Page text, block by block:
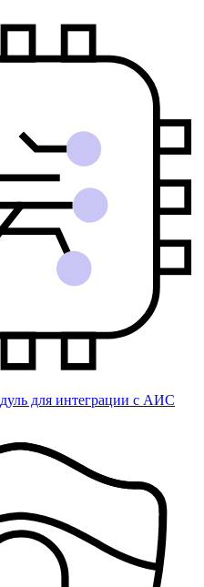
для интеграции с АИС